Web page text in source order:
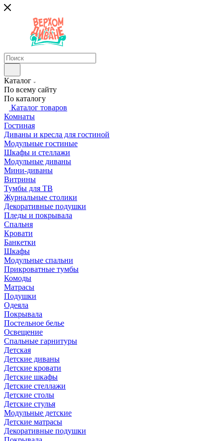
Каталог
По всему сайту
По каталогу
Каталог товаров
Комнаты
Гостиная
Диваны и кресла для гостиной
Модульные гостиные
Шкафы и стеллажи
Модульные диваны
Мини-диваны
Витрины
Тумбы для ТВ
Журнальные столики
Декоративные подушки
Пледы и покрывала
Спальня
Кровати
Банкетки
Шкафы
Модульные спальни
Прикроватные тумбы
Комоды
Матрасы
Подушки
Одеяла
Покрывала
Постельное белье
Освещение
Спальные гарнитуры
Детская
Детские диваны
Детские кровати
Детские шкафы
Детские стеллажи
Детские столы
Детские стулья
Модульные детские
Детские матрасы
Декоративные подушки